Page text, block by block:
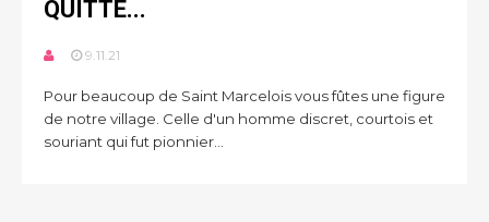
QUITTÉ...
9.11.21
Pour beaucoup de Saint Marcelois vous fûtes une figure
de notre village. Celle d'un homme discret, courtois et
souriant qui fut pionnier...